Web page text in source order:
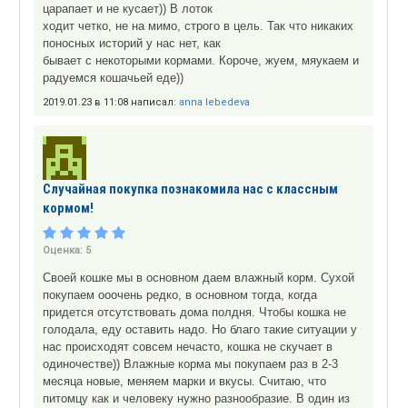
царапает и не кусает)) В лоток
ходит четко, не на мимо, строго в цель. Так что никаких
поносных историй у нас нет, как
бывает с некоторыми кормами. Короче, жуем, мяукаем и
радуемся кошачьей еде))
2019.01.23 в 11:08 написал: anna lebedeva
Случайная покупка познакомила нас с классным
кормом!
Оценка: 5
Своей кошке мы в основном даем влажный корм. Сухой
покупаем ооочень редко, в основном тогда, когда
придется отсутствовать дома полдня. Чтобы кошка не
голодала, еду оставить надо. Но благо такие ситуации у
нас происходят совсем нечасто, кошка не скучает в
одиночестве)) Влажные корма мы покупаем раз в 2-3
месяца новые, меняем марки и вкусы. Считаю, что
питомцу как и человеку нужно разнообразие. В один из